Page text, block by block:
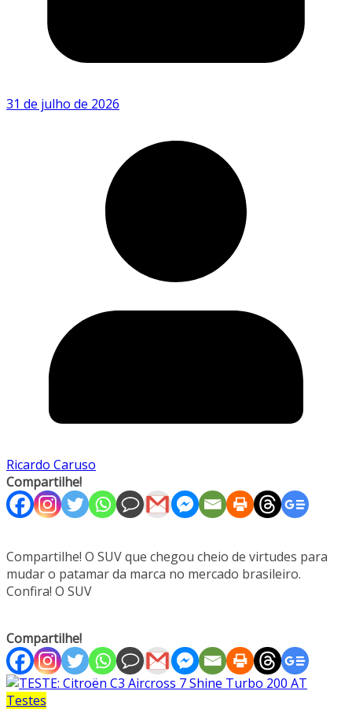
31 de julho de 2026
Ricardo Caruso
Compartilhe!
Compartilhe! O SUV que chegou cheio de virtudes para
mudar o patamar da marca no mercado brasileiro.
Confira! O SUV
Compartilhe!
Testes